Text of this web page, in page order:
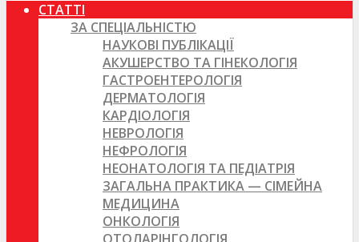
СТАТТІ
ЗА СПЕЦІАЛЬНІСТЮ
НАУКОВІ ПУБЛІКАЦІЇ
АКУШЕРСТВО ТА ГІНЕКОЛОГІЯ
ГАСТРОЕНТЕРОЛОГІЯ
ДЕРМАТОЛОГІЯ
КАРДІОЛОГІЯ
НЕВРОЛОГІЯ
НЕФРОЛОГІЯ
НЕОНАТОЛОГІЯ ТА ПЕДІАТРІЯ
ЗАГАЛЬНА ПРАКТИКА — СІМЕЙНА
МЕДИЦИНА
ОНКОЛОГІЯ